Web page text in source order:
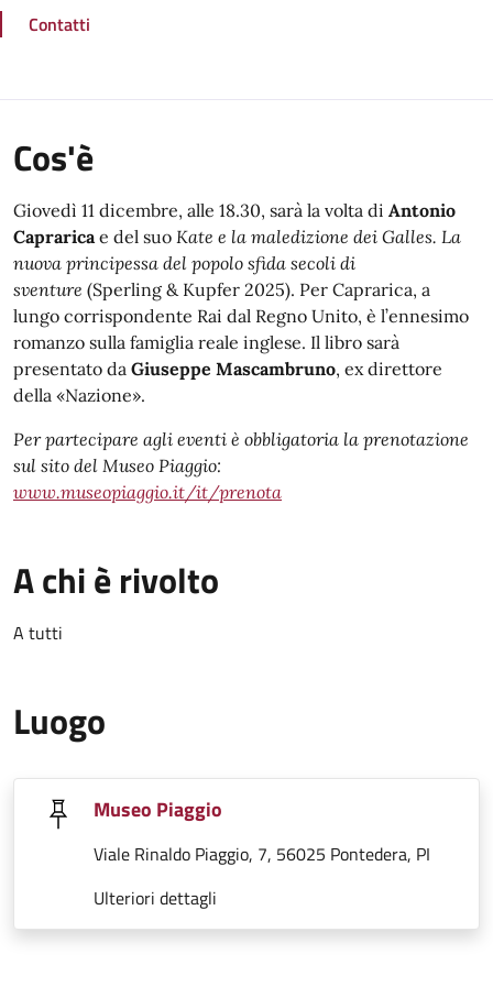
Contatti
Cos'è
Giovedì 11 dicembre, alle 18.30, sarà la volta di Antonio
Capraricae del suo Kate e la maledizione dei Galles. La
nuova principessa del popolo sfida secoli di
sventure (Sperling & Kupfer 2025). Per Caprarica, a
lungo corrispondente Rai dal Regno Unito, è l’ennesimo
romanzo sulla famiglia reale inglese. Il libro sarà
presentato da Giuseppe Mascambruno, ex direttore
della «Nazione».
Per partecipare agli eventi è obbligatoria la prenotazione
sul sito del Museo Piaggio:
www.museopiaggio.it/it/prenota
A chi è rivolto
A tutti
Luogo
Museo Piaggio
Viale Rinaldo Piaggio, 7, 56025 Pontedera, PI
Ulteriori dettagli